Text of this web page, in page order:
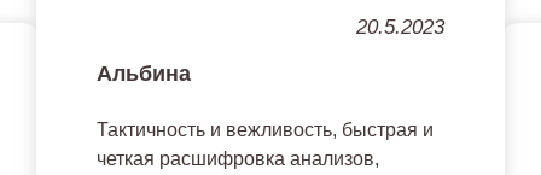
20.5.2023
Альбина
Тактичность и вежливость, быстрая и
четкая расшифровка анализов,